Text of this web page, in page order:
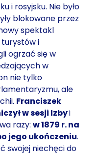
i rosyjsku. Nie było
blokowane przez
spektakl
turystów i
ogrzać się w
w
nie tylko
ale
Franciszek
w sesji Izbyi
razy: w 1879 r. na
jego ukończeniu.
swojej niechęci do